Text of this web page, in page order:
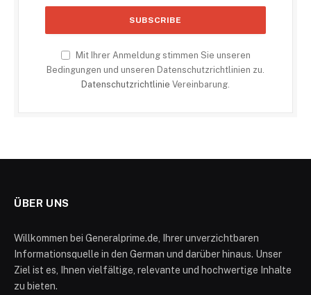
Mit Ihrer Anmeldung stimmen Sie unseren
Bedingungen und unseren Datenschutzrichtlinien zu.
Datenschutzrichtlinie Vereinbarung.
ÜBER UNS
Willkommen bei Generalprime.de, Ihrer unverzichtbaren
Informationsquelle in den German und darüber hinaus. Unser
Ziel ist es, Ihnen vielfältige, relevante und hochwertige Inhalte
zu bieten.